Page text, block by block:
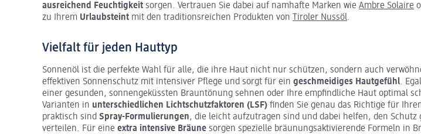
ausreichend Feuchtigkeit sorgen. Vertrauen Sie dabei auf namhafte Marken wie Ambre Solaire
zu Ihrem Urlaubsteint mit den traditionsreichen Produkten von Tiroler Nussöl.
Vielfalt für jeden Hauttyp
Sonnenöl ist die perfekte Wahl für alle, die ihre Haut nicht nur schützen, sondern auch
effektiven Sonnenschutz mit intensiver Pflege und sorgt für ein geschmeidiges Hautgefühl.
einer gesunden, sonnengeküssten Brauntönung sehnen oder Ihre empfindliche Haut optimal
Varianten in unterschiedlichen Lichtschutzfaktoren (LSF) finden Sie genau das Richtige für
praktisch sind Spray-Formulierungen, die leicht aufzutragen sind und dabei helfen, den Schutz
verteilen. Für eine extra intensive Bräune sorgen spezielle bräunungsaktivierende Formeln in